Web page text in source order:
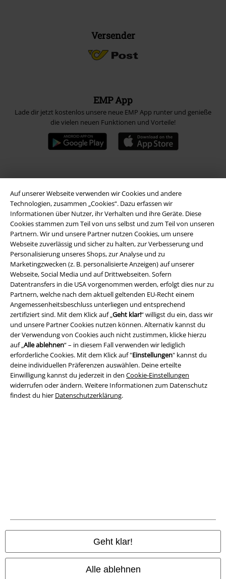
Auf unserer Webseite verwenden wir Cookies und andere
Technologien, zusammen „Cookies“. Dazu erfassen wir
Informationen über Nutzer, ihr Verhalten und ihre Geräte. Diese
Cookies stammen zum Teil von uns selbst und zum Teil von unseren
Partnern. Wir und unsere Partner nutzen Cookies, um unsere
Webseite zuverlässig und sicher zu halten, zur Verbesserung und
Personalisierung unseres Shops, zur Analyse und zu
Marketingzwecken (z. B. personalisierte Anzeigen) auf unserer
Webseite, Social Media und auf Drittwebseiten. Sofern
Datentransfers in die USA vorgenommen werden, erfolgt dies nur zu
Partnern, welche nach dem aktuell geltenden EU-Recht einem
Angemessenheitsbeschluss unterliegen und entsprechend
zertifiziert sind. Mit dem Klick auf „Geht klar!“ willigst du ein, dass wir
und unsere Partner Cookies nutzen können. Alternativ kannst du
der Verwendung von Cookies auch nicht zustimmen, klicke hierzu
auf „Alle ablehnen“ – in diesem Fall verwenden wir lediglich
erforderliche Cookies. Mit dem Klick auf "Einstellungen" kannst du
deine individuellen Präferenzen auswählen. Deine erteilte
Einwilligung kannst du jederzeit in den Cookie-Einstellungen
widerrufen oder ändern. Weitere Informationen zum Datenschutz
findest du hier Datenschutzerklärung.
Geht klar!
Alle ablehnen
Versender
EMP App
Lade dir jetzt kostenlos unsere neue EMP App runter und genieße
die vielen neuen Funktionen und Vorteile!
Rechtliches
AGB
Impressum
Datenschutz
Alle Preise inkl. gesetzlicher Mehrwertsteuer, zzgl.Versandkosten
© 1986-2026 E.M.P. Merchandising HGmbH